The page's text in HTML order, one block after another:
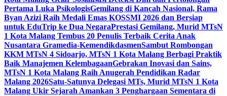
Pertama Luka PsikologisGemilang di Kancah Nasional, Rama
Byan Azizi Raih Medali Emas KOSSMI 2026 dan Bersiap
untuk EduTrip ke Dua NegaraPrestasi Gemilang, Murid MTsN
1 Kota Malang Tembus 20 Penulis Terbaik Cerita Anak
Nusantara Gramedia-KemendikdasmenSambut Rombongan
KKM MTsN 4 Sidoarjo, MTsN 1 Kota Malang Berbagi Praktik
Baik Manajemen KelembagaanGebrakan Inovasi dan Sains,
MTsN 1 Kota Malang Raih Anugerah Pendidikan Radar
Malang 2026Satu-Satunya Delegasi MTs, Murid MTsN 1 Kota
Malang Ukir Sejarah Amankan 3 Penghargaan Sementara di